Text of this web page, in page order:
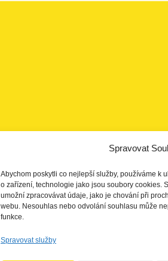
Spravovat
Abychom poskytli co nejlepší služby, používáme k
o zařízení, technologie jako jsou soubory cookies.
umožní zpracovávat údaje, jako je chování při
webu. Nesouhlas nebo odvolání souhlasu může
funkce.
Spravovat služby